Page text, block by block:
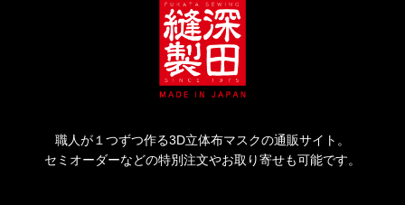
職人が１つずつ作る3D立体布マスクの通販サイト。
セミオーダーなどの特別注文やお取り寄せも可能です。